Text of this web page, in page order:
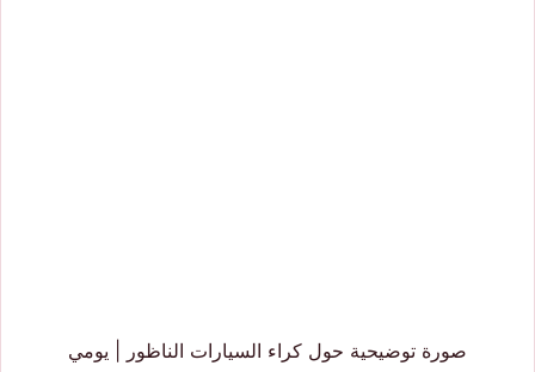
صورة توضيحية حول كراء السيارات الناظور | يومي